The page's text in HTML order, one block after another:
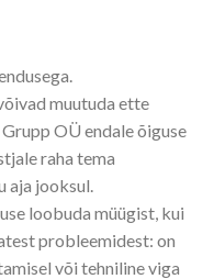
muutuda ette
OÜ endale õiguse
raha tema
jooksul.
loobuda müügist, kui
probleemidest: on
või tehniline viga